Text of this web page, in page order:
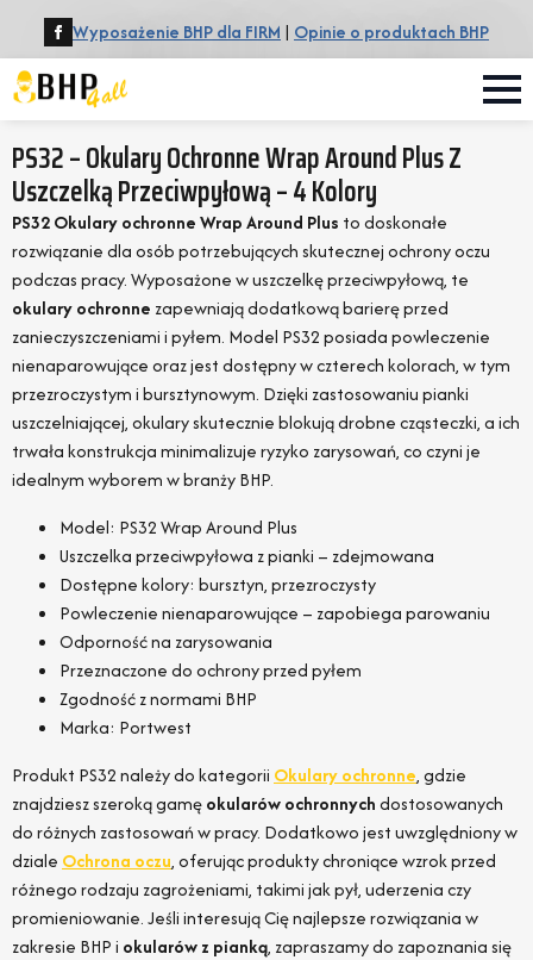
Wyposażenie BHP dla FIRM | Opinie o produktach BHP
PS32 – Okulary Ochronne Wrap Around Plus Z
Uszczelką Przeciwpyłową – 4 Kolory
PS32 Okulary ochronne Wrap Around Plus to doskonałe
rozwiązanie dla osób potrzebujących skutecznej ochrony oczu
podczas pracy. Wyposażone w uszczelkę przeciwpyłową, te
okulary ochronne zapewniają dodatkową barierę przed
zanieczyszczeniami i pyłem. Model PS32 posiada powleczenie
nienaparowujące oraz jest dostępny w czterech kolorach, w tym
przezroczystym i bursztynowym. Dzięki zastosowaniu pianki
uszczelniającej, okulary skutecznie blokują drobne cząsteczki, a ich
trwała konstrukcja minimalizuje ryzyko zarysowań, co czyni je
idealnym wyborem w branży BHP.
Model: PS32 Wrap Around Plus
Uszczelka przeciwpyłowa z pianki – zdejmowana
Dostępne kolory: bursztyn, przezroczysty
Powleczenie nienaparowujące – zapobiega parowaniu
Odporność na zarysowania
Przeznaczone do ochrony przed pyłem
Zgodność z normami BHP
Marka: Portwest
Produkt PS32 należy do kategorii Okulary ochronne, gdzie
znajdziesz szeroką gamęokularów ochronnychdostosowanych
do różnych zastosowań w pracy. Dodatkowo jest uwzględniony w
dziale Ochrona oczu, oferując produkty chroniące wzrok przed
różnego rodzaju zagrożeniami, takimi jak pył, uderzenia czy
promieniowanie. Jeśli interesują Cię najlepsze rozwiązania w
zakresie BHP i okularów z pianką, zapraszamy do zapoznania się